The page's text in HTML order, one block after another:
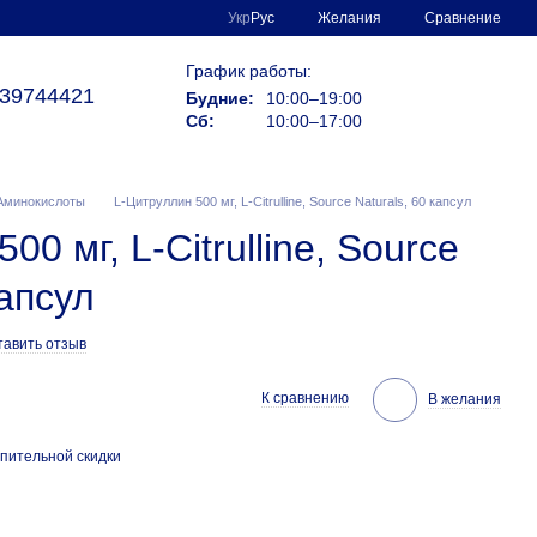
Укр Рус Желания Сравнение
График работы:
Будние:
10:00–19:00
Сб:
10:00–17:00
L-Цитруллин 500 мг, L-Citrulline, Source Naturals, 60 капсул
мг, L-Citrulline, Source
отзыв
К сравнению В желания
скидки